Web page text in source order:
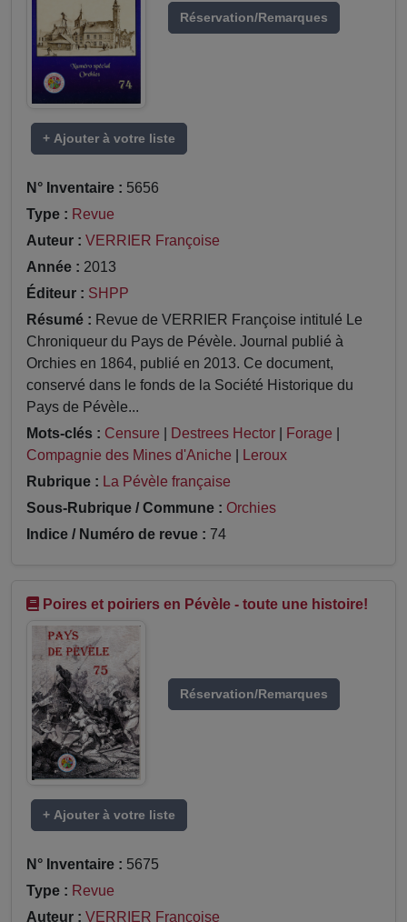
Réservation/Remarques
+ Ajouter à votre liste
N° Inventaire : 5656
Type : Revue
Auteur : VERRIER Françoise
Année : 2013
Éditeur : SHPP
Résumé : Revue de VERRIER Françoise intitulé Le
Chroniqueur du Pays de Pévèle. Journal publié à
Orchies en 1864, publié en 2013. Ce document,
conservé dans le fonds de la Société Historique du
Pays de Pévèle...
Mots-clés : Censure Destrees Hector Forage
Compagnie des Mines d'Aniche
Leroux
Rubrique : La Pévèle française
Sous-Rubrique / Commune : Orchies
Indice / Numéro de revue : 74
Poires et poiriers en Pévèle - toute une histoire!
Réservation/Remarques
+ Ajouter à votre liste
N° Inventaire : 5675
Type : Revue
Auteur : VERRIER Françoise